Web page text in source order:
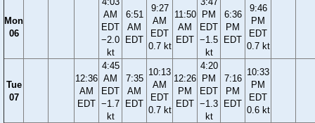
Mon
06
AM
EDT
−2.0
kt
6:51
AM
EDT
9:27
AM
EDT
0.7 kt
11:50
AM
EDT
PM
EDT
−1.5
kt
6:36
PM
EDT
9:46
PM
EDT
0.7 kt
Tue
07
12:36
AM
EDT
4:45
AM
EDT
−1.7
kt
7:35
AM
EDT
10:13
AM
EDT
0.7 kt
12:26
PM
EDT
4:20
PM
EDT
−1.3
kt
7:16
PM
EDT
10:33
PM
EDT
0.6 kt